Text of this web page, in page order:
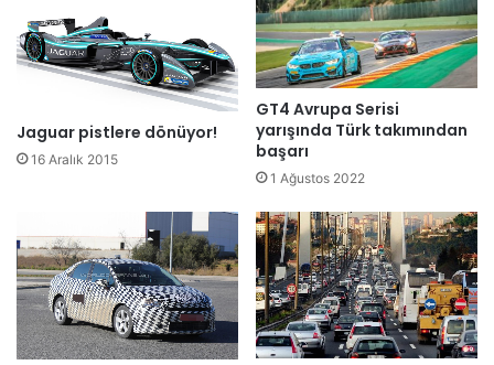
Jaguar pistlere dönüyor!
16 Aralık 2015
GT4 Avrupa Serisi
yarışında Türk takımından
başarı
1 Ağustos 2022